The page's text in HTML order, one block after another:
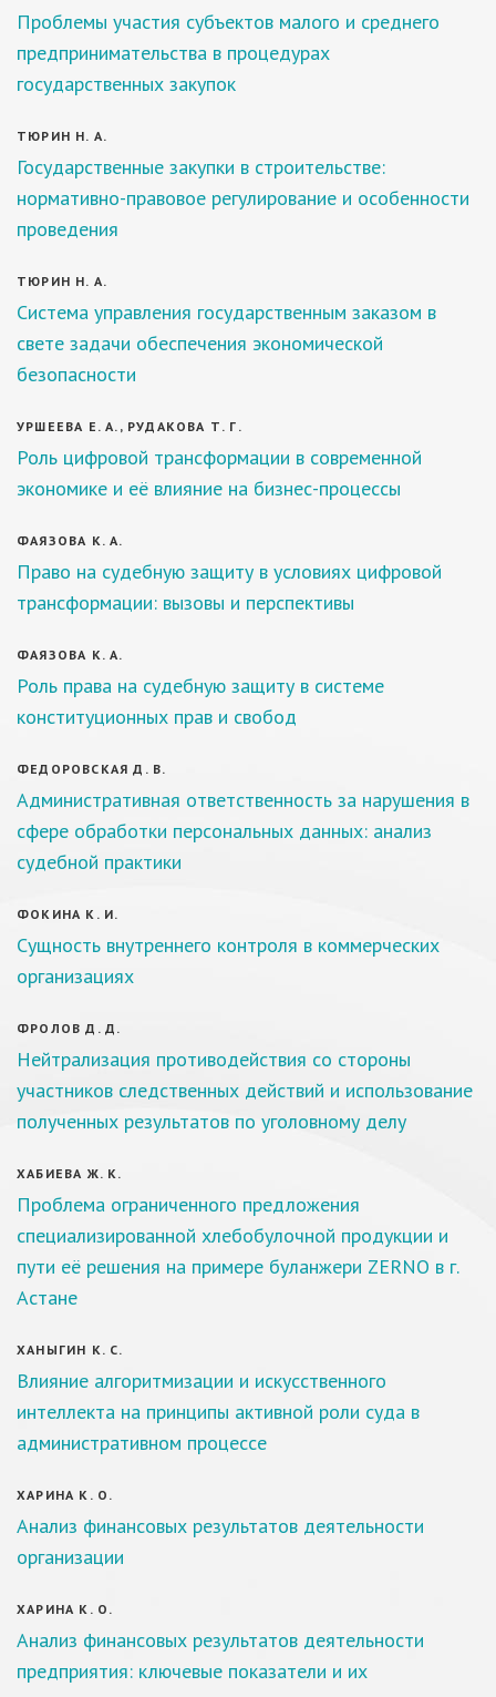
Проблемы участия субъектов малого и среднего
предпринимательства в процедурах
государственных закупок
ТЮРИН Н. А.
Государственные закупки в строительстве:
нормативно-правовое регулирование и особенности
проведения
ТЮРИН Н. А.
Система управления государственным заказом в
свете задачи обеспечения экономической
безопасности
УРШЕЕВА Е. А., РУДАКОВА Т. Г.
Роль цифровой трансформации в современной
экономике и её влияние на бизнес-процессы
ФАЯЗОВА К. А.
Право на судебную защиту в условиях цифровой
трансформации: вызовы и перспективы
ФАЯЗОВА К. А.
Роль права на судебную защиту в системе
конституционных прав и свобод
ФЕДОРОВСКАЯ Д. В.
Административная ответственность за нарушения в
сфере обработки персональных данных: анализ
судебной практики
ФОКИНА К. И.
Сущность внутреннего контроля в коммерческих
организациях
ФРОЛОВ Д. Д.
Нейтрализация противодействия со стороны
участников следственных действий и использование
полученных результатов по уголовному делу
ХАБИЕВА Ж. К.
Проблема ограниченного предложения
специализированной хлебобулочной продукции и
пути её решения на примере буланжери ZERNO в г.
Астане
ХАНЫГИН К. С.
Влияние алгоритмизации и искусственного
интеллекта на принципы активной роли суда в
административном процессе
ХАРИНА К. О.
Анализ финансовых результатов деятельности
организации
ХАРИНА К. О.
Анализ финансовых результатов деятельности
предприятия: ключевые показатели и их